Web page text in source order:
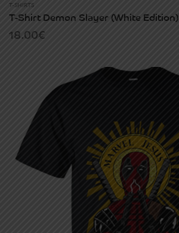
T-SHIRTS
T-Shirt Demon Slayer (white Edition)
18.00€